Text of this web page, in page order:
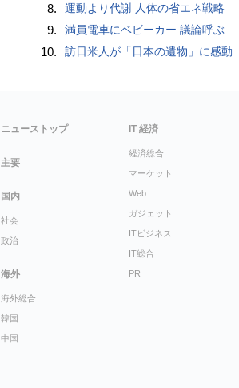
8. 運動より代謝 人体の省エネ戦略
9. 満員電車にベビーカー 議論呼ぶ
10. 訪日米人が「日本の遺物」に感動
ニューストップ
主要
国内
社会
政治
海外
海外総合
韓国
中国
IT 経済
経済総合
マーケット
Web
ガジェット
ITビジネス
IT総合
PR